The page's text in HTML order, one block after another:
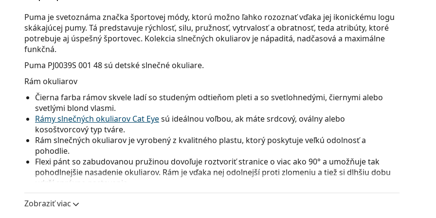
Puma je svetoznáma značka športovej módy, ktorú možno ľahko rozoznať vďaka jej ikonickému logu
skákajúcej pumy. Tá predstavuje rýchlosť, silu, pružnosť, vytrvalosť a obratnosť, teda atribúty, ktoré
potrebuje aj úspešný športovec. Kolekcia slnečných okuliarov je nápaditá, nadčasová a maximálne
funkčná.
Puma PJ0039S 001 48sú detské slnečné okuliare.
Rám okuliarov
Čierna farba rámov skvele ladí so studeným odtieňom pleti a so svetlohnedými, čiernymi alebo
svetlými blond vlasmi.
Rámy slnečných okuliarov Cat Eyesú ideálnou voľbou, ak máte srdcový, oválny alebo
kosoštvorcový typ tváre.
Rám slnečných okuliarov je vyrobený z kvalitného plastu, ktorý poskytuje veľkú odolnosť a
pohodlie.
Flexi pánt so zabudovanou pružinou dovoľuje roztvoriť stranice o viac ako 90° a umožňuje tak
pohodlnejšie nasadenie okuliarov. Rám je vďaka nej odolnejší proti zlomeniu a tiež si dlhšiu dobu
udrží správne nastavenie.
Okuliarové šošovky
Zobraziť viac